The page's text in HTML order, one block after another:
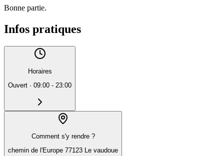
Bonne partie.
Infos pratiques
Horaires
Ouvert · 09:00 - 23:00
Comment s'y rendre ?
chemin de l'Europe 77123 Le vaudoue